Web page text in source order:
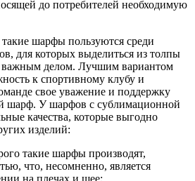
до потребителей необходимую
шарфы пользуются среди
для которых выделиться из толпы
важным делом. Лучшим вариантом
к спортивному клубу и
свое уважение и поддержку
шарф. У шарфов с сублимационной
качества, которые выгодно
изделий:
такие шарфы производят,
что, несомненно, является
на плечах и шее;